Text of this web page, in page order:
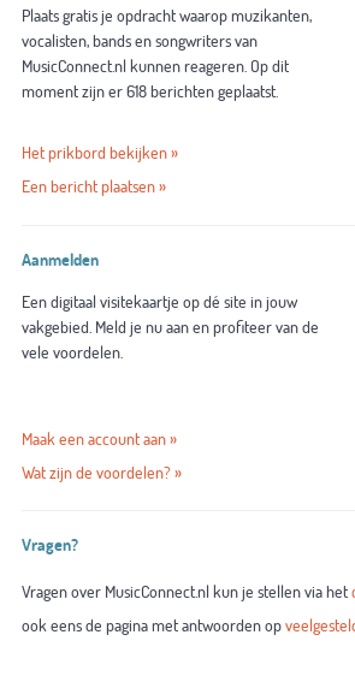
Plaats gratis je opdracht waarop muzikanten,
vocalisten, bands en songwriters van
MusicConnect.nl kunnen reageren. Op dit
moment zijn er 618 berichten geplaatst.
Het prikbord bekijken »
Een bericht plaatsen »
Aanmelden
Een digitaal visitekaartje op dé site in jouw
vakgebied. Meld je nu aan en profiteer van de
vele voordelen.
Maak een account aan »
Wat zijn de voordelen? »
Vragen?
Vragen over MusicConnect.nl kun je stellen via het
ook eens de pagina met antwoorden op